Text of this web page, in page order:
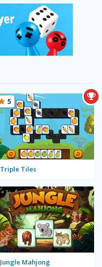
Triple Tiles
5
Jungle Mahjong